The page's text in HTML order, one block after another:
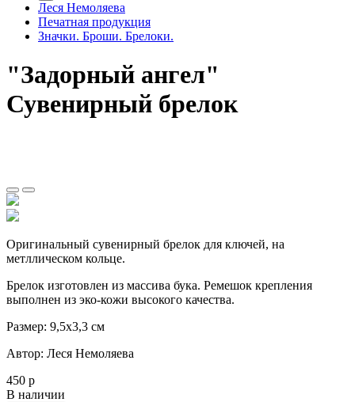
Леся Немоляева
Печатная продукция
Значки. Броши. Брелоки.
"Задорный ангел"
Сувенирный брелок
Оригинальный сувенирный брелок для ключей, на
метллическом кольце.
Брелок изготовлен из массива бука. Ремешок крепления
выполнен из эко-кожи высокого качества.
Размер: 9,5х3,3 см
Автор: Леся Немоляева
450 р
В наличии